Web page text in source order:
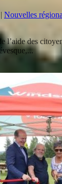
| Nouvelles
l’aide des